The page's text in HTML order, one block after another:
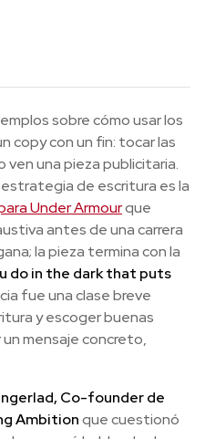
sobre cómo usar los
copy con un fin: tocar las
ven una pieza publicitaria.
de escritura es la
Under Armourque
antes de una carrera
la pieza termina con la
do in the dark that puts
fue una clase breve
y escoger buenas
mensaje concreto,
Co-founder de
Ambitionque cuestionó